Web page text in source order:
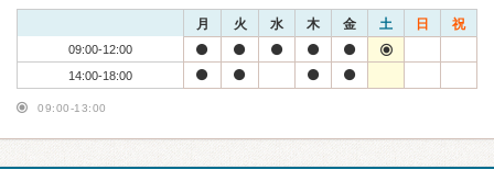
月 火 水 木 金 土 日 祝
09:00-12:00
14:00-18:00
09:00-13:00